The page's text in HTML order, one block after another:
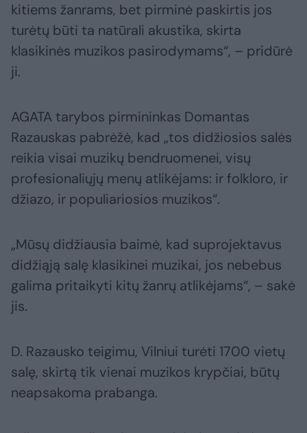
kitiems žanrams, bet pirminė paskirtis jos
turėtų būti ta natūrali akustika, skirta
klasikinės muzikos pasirodymams“, – pridūrė
ji.
AGATA tarybos pirmininkas Domantas
Razauskas pabrėžė, kad „tos didžiosios salės
reikia visai muzikų bendruomenei, visų
profesionaliųjų menų atlikėjams: ir folkloro, ir
džiazo, ir populiariosios muzikos“.
„Mūsų didžiausia baimė, kad suprojektavus
didžiąją salę klasikinei muzikai, jos nebebus
galima pritaikyti kitų žanrų atlikėjams“, – sakė
jis.
D. Razausko teigimu, Vilniui turėti 1700 vietų
salę, skirtą tik vienai muzikos krypčiai, būtų
neapsakoma prabanga.